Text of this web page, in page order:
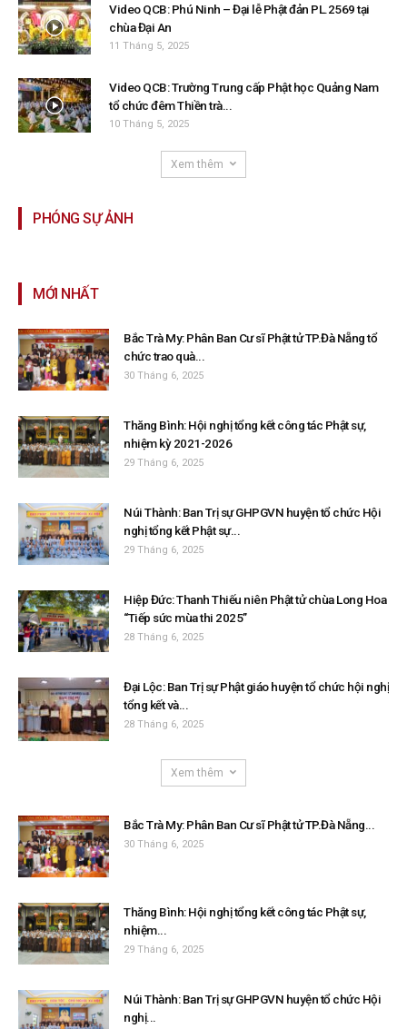
Video QCB: Phú Ninh – Đại lễ Phật đản PL.2569 tại
chùa Đại An
11 Tháng 5, 2025
Video QCB: Trường Trung cấp Phật học Quảng Nam
tổ chức đêm Thiền trà...
10 Tháng 5, 2025
Xem thêm
PHÓNG SỰ ẢNH
MỚI NHẤT
Bắc Trà My: Phân Ban Cư sĩ Phật tử TP.Đà Nẵng tổ
chức trao quà...
30 Tháng 6, 2025
Thăng Bình: Hội nghị tổng kết công tác Phật sự,
nhiệm kỳ 2021-2026
29 Tháng 6, 2025
Núi Thành: Ban Trị sự GHPGVN huyện tổ chức Hội
nghị tổng kết Phật sự...
29 Tháng 6, 2025
Hiệp Đức: Thanh Thiếu niên Phật tử chùa Long Hoa
“Tiếp sức mùa thi 2025”
28 Tháng 6, 2025
Đại Lộc: Ban Trị sự Phật giáo huyện tổ chức hội nghị
tổng kết và...
28 Tháng 6, 2025
Xem thêm
Bắc Trà My: Phân Ban Cư sĩ Phật tử TP.Đà Nẵng...
30 Tháng 6, 2025
Thăng Bình: Hội nghị tổng kết công tác Phật sự,
nhiệm...
29 Tháng 6, 2025
Núi Thành: Ban Trị sự GHPGVN huyện tổ chức Hội
nghị...